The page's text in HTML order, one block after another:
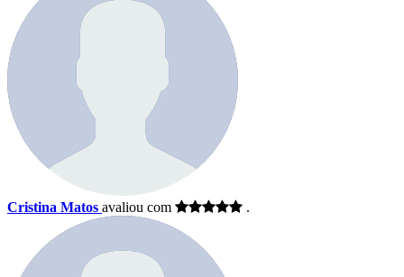
Cristina Matos avaliou com .